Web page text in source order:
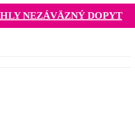
NEZÁVÄZNÝ DOPYT